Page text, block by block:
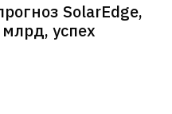
SolarEdge,
успех